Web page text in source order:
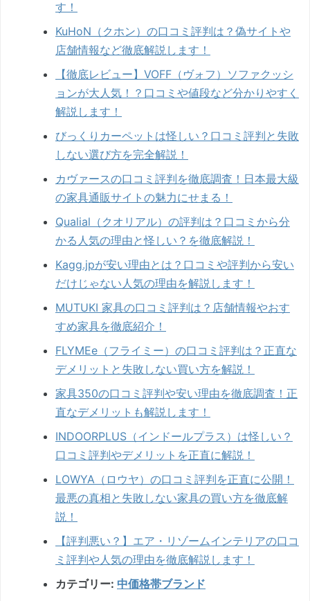
す！
KuHoN（クホン）の口コミ評判は？偽サイトや
店舗情報など徹底解説します！
【徹底レビュー】VOFF（ヴォフ）ソファクッシ
ョンが大人気！？口コミや値段など分かりやすく
解説します！
びっくりカーペットは怪しい？口コミ評判と失敗
しない選び方を完全解説！
カヴァースの口コミ評判を徹底調査！日本最大級
の家具通販サイトの魅力にせまる！
Qualial（クオリアル）の評判は？口コミから分
かる人気の理由と怪しい？を徹底解説！
Kagg.jpが安い理由とは？口コミや評判から安い
だけじゃない人気の理由を解説します！
MUTUKI 家具の口コミ評判は？店舗情報やおす
すめ家具を徹底紹介！
FLYMEe（フライミー）の口コミ評判は？正直な
デメリットと失敗しない買い方を解説！
家具350の口コミ評判や安い理由を徹底調査！正
直なデメリットも解説します！
INDOORPLUS（インドールプラス）は怪しい？
口コミ評判やデメリットを正直に解説！
LOWYA（ロウヤ）の口コミ評判を正直に公開！
最悪の真相と失敗しない家具の買い方を徹底解
説！
【評判悪い？】エア・リゾームインテリアの口コ
ミ評判や人気の理由を徹底解説します！
カテゴリー: 中価格帯ブランド